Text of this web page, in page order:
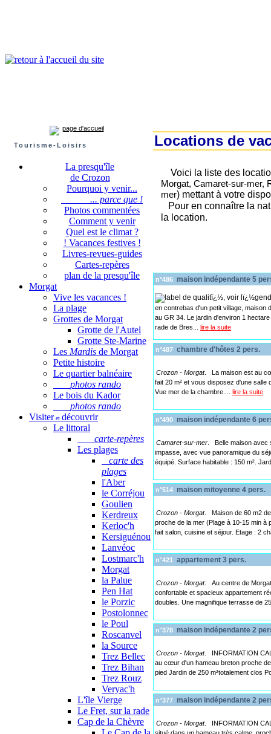
page d'accueil
Tourisme-Loisirs
La presqu'île
de Crozon
Pourquoi y venir...
... parce que !
Photos commentées
Comment y venir
Quel est le climat ?
! Vacances festives !
Livres-revues-guides
Cartes-repères
plan de la presqu'île
Morgat
Vive les vacances !
La plage
Grottes de Morgat
Grotte de l'Autel
Grotte Ste-Marine
Les Mardis de Morgat
Petite histoire
Le quartier balnéaire
photos rando
Le bois du Kador
photos rando
Visiteret découvrir
Le littoral
carte-repères
Les plages
carte des
plages
l'Aber
le Corréjou
Goulien
Kerdreux
Kerloc'h
Kersiguénou
Lanvéoc
Lostmarc'h
Morgat
la Palue
Pen Hat
le Porzic
Postolonnec
le Poul
Roscanvel
la Source
Trez Bellec
Trez Bihan
Trez Rouz
Veryac'h
L'île Vierge
Le Fret, sur la rade
Cap de la Chèvre
Locations de
Voici la liste des
Morgat, Camaret-sur-mer,
mer) mettant à votre
Pour en connaître la
la location.
n°486 maison indépendante 5
en contrebas d'un petit village, maison
au GR 34. Le jardin d'environ 1
rade de Bres... lire la suite
n°487 chambre d'hôtes 2 pers.
Crozon - Morgat. La maison est au
fait 20 m² et vous disposez d'une salle
Vue mer de la chambre.... lire la suite
n°490 maison indépendante 6
Camaret-sur-mer . Belle maison avec
impasse, avec vue panoramique du
équipé. Surface habitable : 150 m².
n°514 maison mitoyenne 4 pers.
Crozon - Morgat. Maison de 60 m2
proche de la mer (Plage à 10-15 min
fait salon, cuisine et séjour. Etage : 2
n°421 appartement 3 pers.
Crozon - Morgat. Au centre de Morgat
confortable et spacieux appartement
doubles. Une magnifique terrasse de
n°378 maison indépendante 2
Crozon - Morgat. INFORMATION
au cœur d'un hameau breton proche
pied Jardin de 250 m²totalement clos
n°377 maison indépendante 2
Crozon - Morgat. INFORMATION